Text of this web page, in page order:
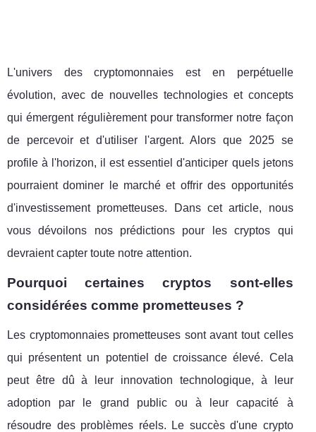
L'univers des cryptomonnaies est en perpétuelle
évolution, avec de nouvelles technologies et concepts
qui émergent régulièrement pour transformer notre façon
de percevoir et d'utiliser l'argent. Alors que 2025 se
profile à l'horizon, il est essentiel d'anticiper quels jetons
pourraient dominer le marché et offrir des opportunités
d'investissement prometteuses. Dans cet article, nous
vous dévoilons nos prédictions pour les cryptos qui
devraient capter toute notre attention.
Pourquoi certaines cryptos sont-elles
considérées comme prometteuses ?
Les cryptomonnaies prometteuses sont avant tout celles
qui présentent un potentiel de croissance élevé. Cela
peut être dû à leur innovation technologique, à leur
adoption par le grand public ou à leur capacité à
résoudre des problèmes réels. Le succès d'une crypto